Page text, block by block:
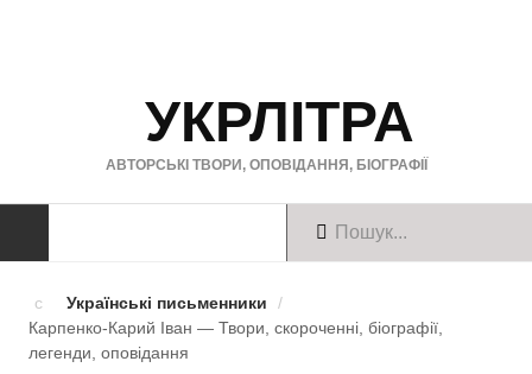
УКРЛІТРА
АВТОРСЬКІ ТВОРИ, ОПОВІДАННЯ, БІОГРАФІЇ
Твори українською
Українські письменники
/
Карпенко-Карий Іван — Твори, скороченні, біографії,
легенди, оповiдання